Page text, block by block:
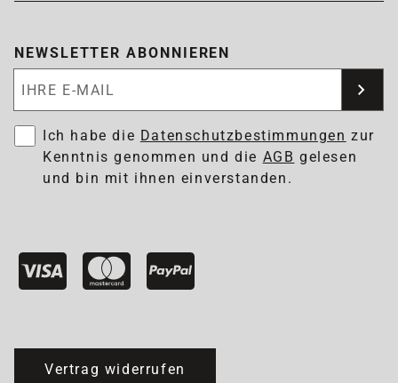
NEWSLETTER ABONNIEREN
Ich habe die Datenschutzbestimmungen zur
Kenntnis genommen und die AGB gelesen
und bin mit ihnen einverstanden.
Vertrag widerrufen